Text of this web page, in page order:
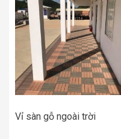
Vỉ sàn gỗ ngoài trời